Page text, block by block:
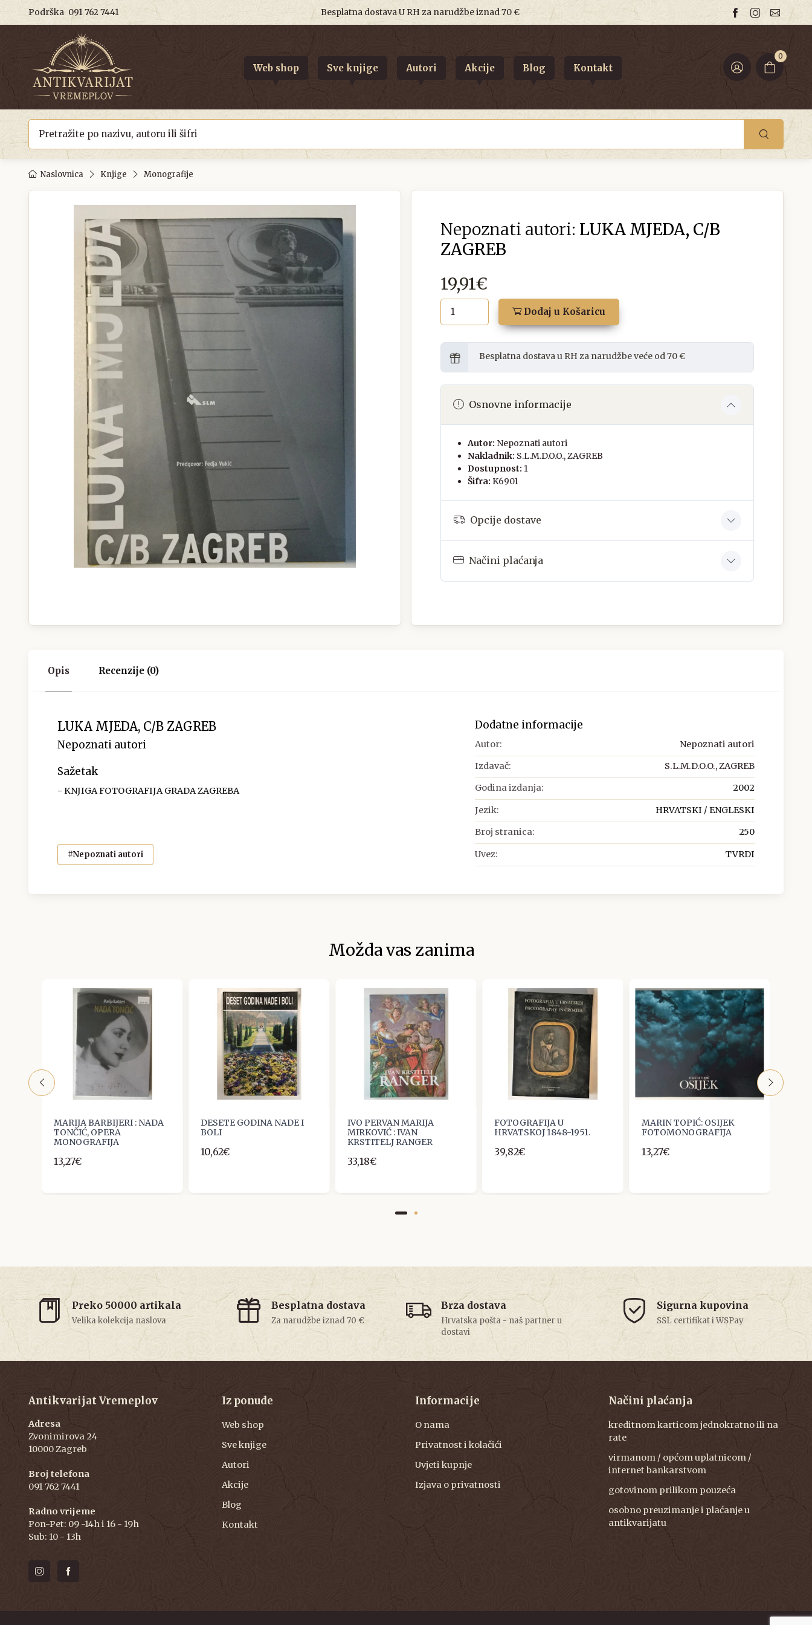
Podrška 091 762 7441 Besplatna dostava U RH za narudžbe iznad 70 €
0
Web shop Sve knjige Autori Akcije Blog Kontakt
Naslovnica Knjige Monografije
Nepoznati autori: LUKA MJEDA, C/B
ZAGREB
19,91€
Dodaj u Košaricu
Besplatna dostava u RH za narudžbe veće od 70 €
Osnovne informacije
Autor: Nepoznati autori
Nakladnik: S.L.M.D.O.O., ZAGREB
Dostupnost: 1
Šifra: K6901
Opcije dostave
Načini plaćanja
Opis Recenzije (0)
LUKA MJEDA, C/B ZAGREB
Nepoznati autori
Sažetak
- KNJIGA FOTOGRAFIJA GRADA ZAGREBA
#Nepoznati autori
Dodatne informacije
Autor: Nepoznati autori
Izdavač: S.L.M.D.O.O., ZAGREB
Godina izdanja: 2002
Jezik: HRVATSKI / ENGLESKI
Broj stranica: 250
Uvez: TVRDI
Možda vas zanima
MARIJA BARBIJERI : NADA
TONČIĆ, OPERA
MONOGRAFIJA
13,27€
DESETE GODINA NADE I
BOLI
10,62€
IVO PERVAN MARIJA
MIRKOVIĆ : IVAN
KRSTITELJ RANGER
33,18€
FOTOGRAFIJA U
HRVATSKOJ 1848-1951.
39,82€
MARIN TOPIĆ: OSIJEK
FOTOMONOGRAFIJA
13,27€
Preko 50000 artikala
Velika kolekcija naslova
Besplatna dostava
Za narudžbe iznad 70 €
Brza dostava
Hrvatska pošta - naš partner u
dostavi
Sigurna kupovina
SSL certifikat i WSPay
Antikvarijat Vremeplov
Adresa
Zvonimirova 24
10000 Zagreb
Broj telefona
091 762 7441
Radno vrijeme
Pon-Pet: 09 -14h i 16 - 19h
Sub: 10 - 13h
Iz ponude
Web shop
Sve knjige
Autori
Akcije
Blog
Kontakt
Informacije
O nama
Privatnost i kolačići
Uvjeti kupnje
Izjava o privatnosti
Načini plaćanja
kreditnom karticom jednokratno ili na
rate
virmanom / općom uplatnicom /
internet bankarstvom
gotovinom prilikom pouzeća
osobno preuzimanje i plaćanje u
antikvarijatu